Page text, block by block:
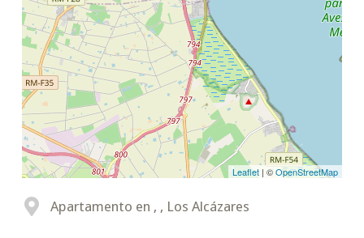
Leaflet | ©OpenStreetMap
Apartamento en , , Los Alcázares